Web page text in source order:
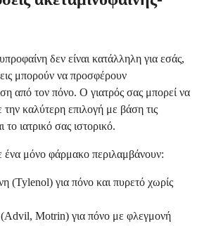
δεν είναι κατάλληλη για εσάς,
μπορούν να προσφέρουν
από τον πόνο. Ο γιατρός σας μπορεί να
την καλύτερη επιλογή με βάση τις
το ιατρικό σας ιστορικό.
ένα μόνο φάρμακο περιλαμβάνουν:
(Tylenol) για πόνο και πυρετό χωρίς
(Advil, Motrin) για πόνο με φλεγμονή